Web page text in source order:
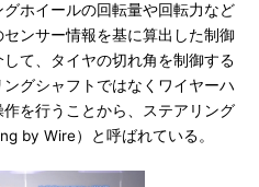
ホイールの回転量や回転力など
ンサー情報を基に算出した制御
て、タイヤの切れ角を制御する
グシャフトではなくワイヤーハ
を行うことから、ステアリング
by Wire）と呼ばれている。